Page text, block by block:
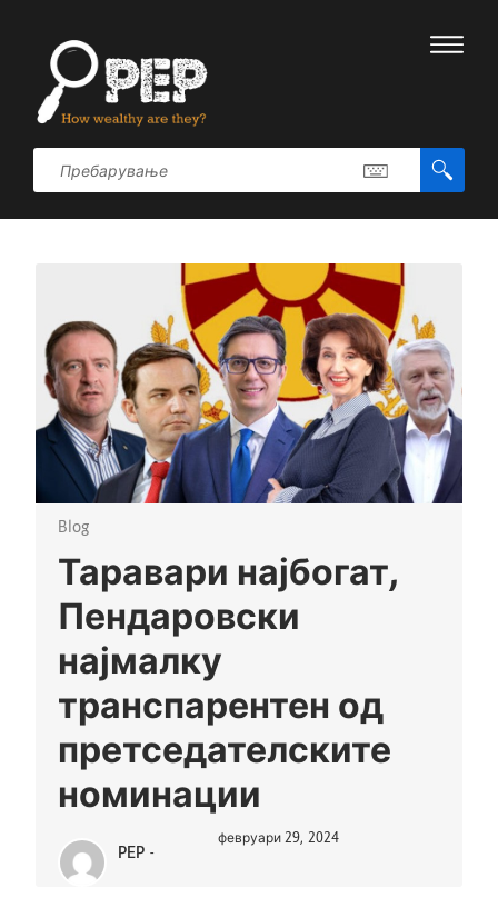
Blog
Таравари најбогат,
Пендаровски
најмалку
транспарентен од
претседателските
номинации
PEP -
февруари 29, 2024